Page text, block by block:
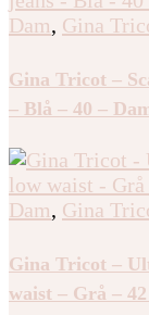
Dam, Gina
Gina Tricot –
– Blå – 40 –
Dam, Gina
Gina Tricot –
waist – Grå –